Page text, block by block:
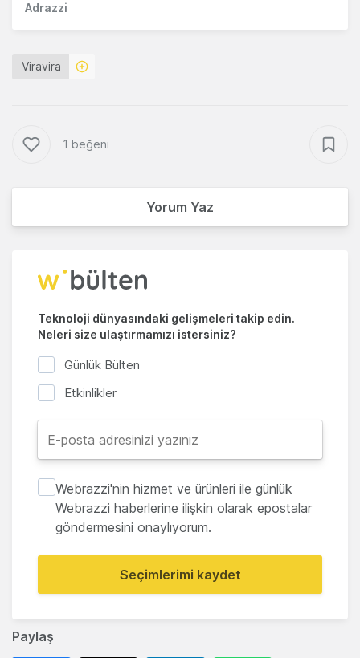
Paylaş
Adrazzi
Viravira
1 beğeni
Yorum Yaz
Teknoloji dünyasındaki gelişmeleri takip edin.
Neleri size ulaştırmamızı istersiniz?
Günlük Bülten
Etkinlikler
Webrazzi'nin hizmet ve ürünleri ile günlük
Webrazzi haberlerine ilişkin olarak epostalar
göndermesini onaylıyorum.
Seçimlerimi kaydet